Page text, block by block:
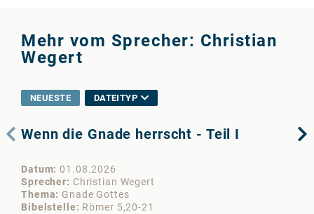
Mehr vom Sprecher: Christian
Wegert
NEUESTE DATEITYP
Wenn die Gnade herrscht - Teil I
Datum 01.08.2026
Sprecher
Christian Wegert
Thema
Gnade Gottes
Bibelstelle
Römer 5,20-21